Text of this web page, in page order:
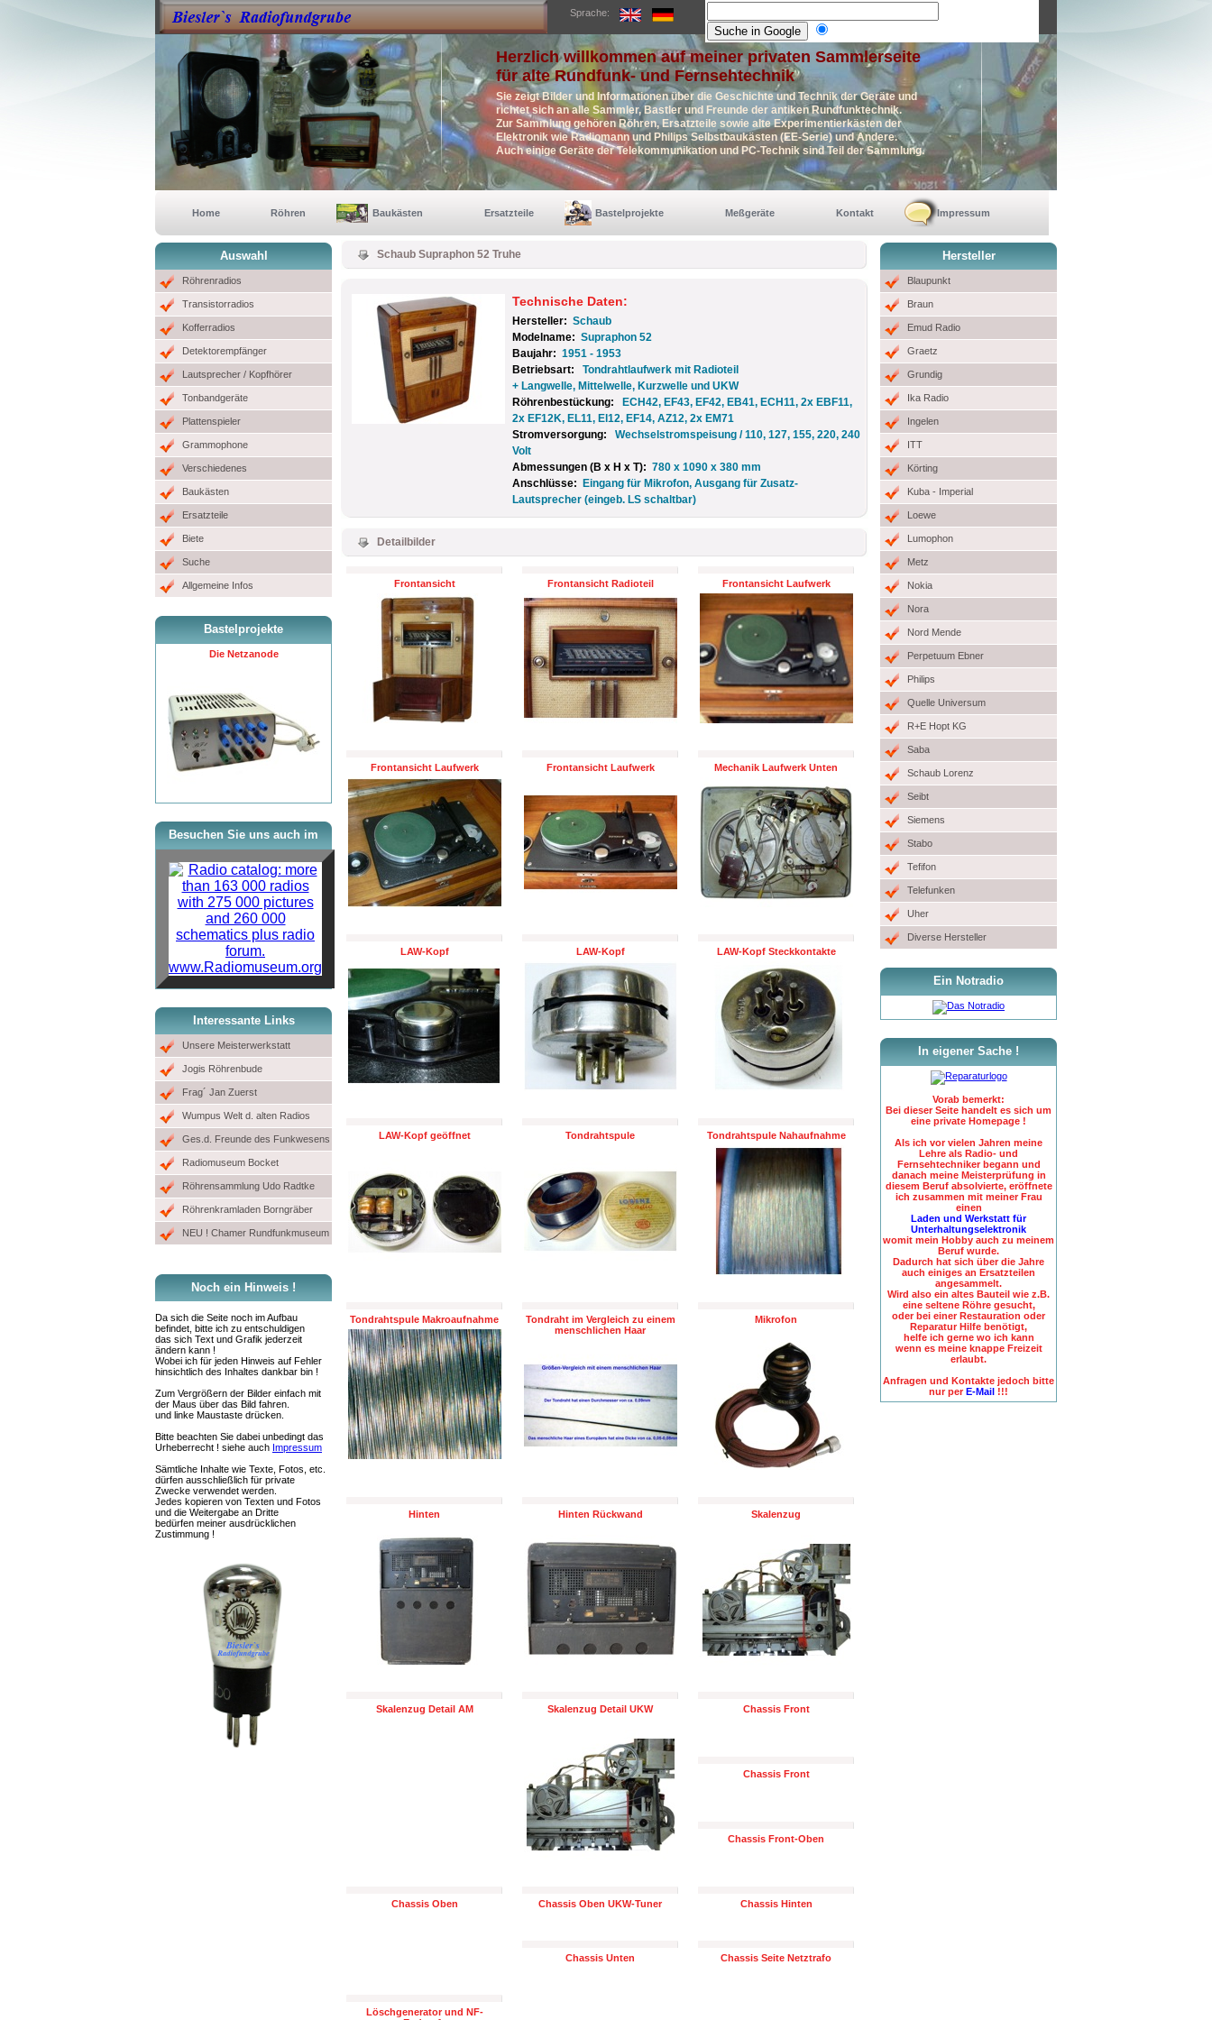
Sprache:
Herzlich willkommen auf meiner privaten Sammlerseite
für alte Rundfunk- und Fernsehtechnik
Sie zeigt Bilder und Informationen über die Geschichte und Technik der Geräte und
richtet sich an alle Sammler, Bastler und Freunde der antiken Rundfunktechnik.
Zur Sammlung gehören Röhren, Ersatzteile sowie alte Experimentierkästen der
Elektronik wie Radiomann und Philips Selbstbaukästen (EE-Serie) und Andere.
Auch einige Geräte der Telekommunikation und PC-Technik sind Teil der Sammlung.
Home Röhren Baukästen Ersatzteile Bastelprojekte Meßgeräte Kontakt Impressum
Auswahl
Röhrenradios
Transistorradios
Kofferradios
Detektorempfänger
Lautsprecher / Kopfhörer
Tonbandgeräte
Plattenspieler
Grammophone
Verschiedenes
Baukästen
Ersatzteile
Biete
Suche
Allgemeine Infos
Bastelprojekte
Die Netzanode
Besuchen Sie uns auch im
www.Radiomuseum.org
Interessante Links
Unsere Meisterwerkstatt
Jogis Röhrenbude
Frag´ Jan Zuerst
Wumpus Welt d. alten Radios
Ges.d. Freunde des Funkwesens
Radiomuseum Bocket
Röhrensammlung Udo Radtke
Röhrenkramladen Borngräber
NEU ! Chamer Rundfunkmuseum
Noch ein Hinweis !
Da sich die Seite noch im Aufbau
befindet, bitte ich zu entschuldigen
das sich Text und Grafik jederzeit
ändern kann !
Wobei ich für jeden Hinweis auf Fehler
hinsichtlich des Inhaltes dankbar bin !
Zum Vergrößern der Bilder einfach mit
der Maus über das Bild fahren.
und linke Maustaste drücken.
Bitte beachten Sie dabei unbedingt das
Urheberrecht ! siehe auch Impressum
Sämtliche Inhalte wie Texte, Fotos, etc.
dürfen ausschließlich für private
Zwecke verwendet werden.
Jedes kopieren von Texten und Fotos
und die Weitergabe an Dritte
bedürfen meiner ausdrücklichen
Zustimmung !
Schaub Supraphon 52 Truhe
Technische Daten:
Hersteller: Schaub
Modelname: Supraphon 52
Baujahr: 1951 - 1953
Betriebsart:
Tondrahtlaufwerk mit Radioteil
+ Langwelle, Mittelwelle, Kurzwelle und UKW
Röhrenbestückung:
ECH42, EF43, EF42, EB41, ECH11, 2x EBF11,
2x EF12K, EL11, El12, EF14, AZ12, 2x EM71
Stromversorgung:
Wechselstromspeisung / 110, 127, 155, 220, 240
Volt
Abmessungen (B x H x T): 780 x 1090 x 380 mm
Anschlüsse:
Eingang für Mikrofon, Ausgang für Zusatz-
Lautsprecher (eingeb. LS schaltbar)
Detailbilder
Frontansicht Frontansicht Radioteil Frontansicht Laufwerk
Frontansicht Laufwerk Frontansicht Laufwerk Mechanik Laufwerk Unten
LAW-Kopf LAW-Kopf LAW-Kopf Steckkontakte
LAW-Kopf geöffnet Tondrahtspule Tondrahtspule Nahaufnahme
Tondrahtspule Makroaufnahme
Tondraht im Vergleich zu einem
menschlichen Haar
Mikrofon
Hinten Hinten Rückwand Skalenzug
Skalenzug Detail AM Skalenzug Detail UKW Chassis Front
Chassis Front
Chassis Front-Oben
Chassis Oben Chassis Oben UKW-Tuner Chassis Hinten
Chassis Unten Chassis Seite Netztrafo
Löschgenerator und NF-
Hersteller
Blaupunkt
Braun
Emud Radio
Graetz
Grundig
Ika Radio
Ingelen
ITT
Körting
Kuba - Imperial
Loewe
Lumophon
Metz
Nokia
Nora
Nord Mende
Perpetuum Ebner
Philips
Quelle Universum
R+E Hopt KG
Saba
Schaub Lorenz
Seibt
Siemens
Stabo
Tefifon
Telefunken
Uher
Diverse Hersteller
Ein Notradio
In eigener Sache !
Vorab bemerkt:
Bei dieser Seite handelt es sich um
eine private Homepage !
Als ich vor vielen Jahren meine
Lehre als Radio- und
Fernsehtechniker begann und
danach meine Meisterprüfung in
diesem Beruf absolvierte, eröffnete
ich zusammen mit meiner Frau
einen
Laden und Werkstatt für
Unterhaltungselektronik
womit mein Hobby auch zu meinem
Beruf wurde.
Dadurch hat sich über die Jahre
auch einiges an Ersatzteilen
angesammelt.
Wird also ein altes Bauteil wie z.B.
eine seltene Röhre gesucht,
oder bei einer Restauration oder
Reparatur Hilfe benötigt,
helfe ich gerne wo ich kann
wenn es meine knappe Freizeit
erlaubt.
Anfragen und Kontakte jedoch bitte
nur per E-Mail !!!